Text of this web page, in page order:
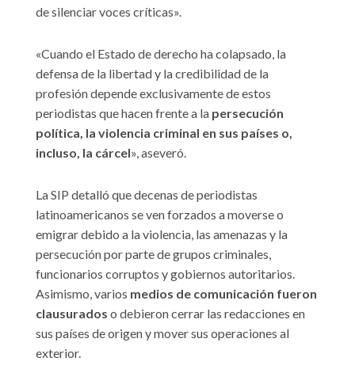
de silenciar voces críticas».
«Cuando el Estado de derecho ha colapsado, la
defensa de la libertad y la credibilidad de la
profesión depende exclusivamente de estos
periodistas que hacen frente a la persecución
política, la violencia criminal en sus países o,
incluso, la cárcel», aseveró.
La SIP detalló que decenas de periodistas
latinoamericanos se ven forzados a moverse o
emigrar debido a la violencia, las amenazas y la
persecución por parte de grupos criminales,
funcionarios corruptos y gobiernos autoritarios.
Asimismo, varios medios de comunicación fueron
clausurados o debieron cerrar las redacciones en
sus países de origen y mover sus operaciones al
exterior.